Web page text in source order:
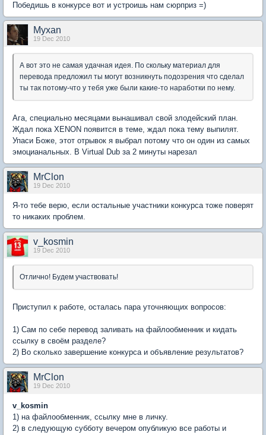
Победишь в конкурсе вот и устроишь нам сюрприз =)
Myxan
19 Dec 2010
А вот это не самая удачная идея. По скольку материал для
перевода предложил ты могут возникнуть подозрения что сделал
ты так потому-что у тебя уже были какие-то наработки по нему.
Ага, специально месяцами вынашивал свой злодейский план.
Ждал пока XENON появится в теме, ждал пока тему выпилят.
Упаси Боже, этот отрывок я выбрал потому что он один из самых
эмоцианальных. В Virtual Dub за 2 минуты нарезал
MrClon
19 Dec 2010
Я-то тебе верю, если остальные участники конкурса тоже поверят
то никаких проблем.
v_kosmin
19 Dec 2010
Отлично! Будем участвовать!
Приступил к работе, осталась пара уточняющих вопросов:
1) Сам по себе перевод заливать на файлообменник и кидать
ссылку в своём разделе?
2) Во сколько завершение конкурса и объявление результатов?
MrClon
19 Dec 2010
v_kosmin
1) на файлообменник, ссылку мне в личку.
2) в следующую субботу вечером опубликую все работы и